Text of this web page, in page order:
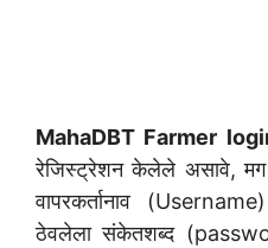
MahaDBT Farmer
रेजिस्ट्रेशन केलेले असावे, मग
वापरकर्तानाव
ठेवलेला संकेतशब्द